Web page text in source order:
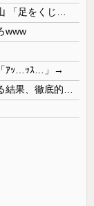
www
ｱｯ…ｯｽ…」→